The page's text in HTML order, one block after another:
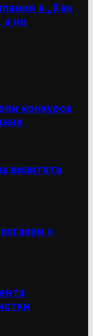
в „Хан
а не
конкурса
визитата
с